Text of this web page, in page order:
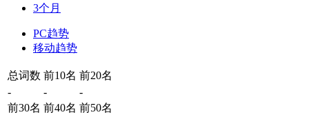
3个月
PC趋势
移动趋势
总词数 前10名 前20名
-
-
-
前30名 前40名 前50名